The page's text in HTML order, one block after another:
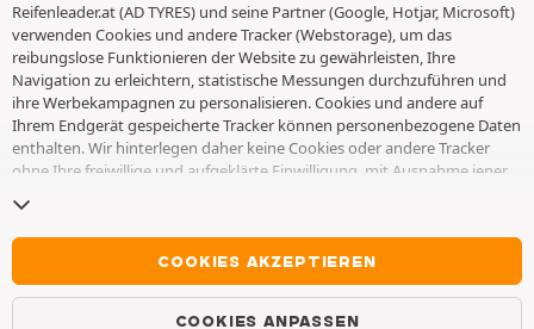
Reifenleader.at (AD TYRES) und seine Partner (Google, Hotjar, Microsoft)
verwenden Cookies und andere Tracker (Webstorage), um das
reibungslose Funktionieren der Website zu gewährleisten, Ihre
Navigation zu erleichtern, statistische Messungen durchzuführen und
ihre Werbekampagnen zu personalisieren. Cookies und andere auf
Ihrem Endgerät gespeicherte Tracker können personenbezogene Daten
enthalten. Wir hinterlegen daher keine Cookies oder andere Tracker
ohne Ihre freiwillige und aufgeklärte Einwilligung, mit Ausnahme jener,
Auswahl für einen Zeitraum von 6 Monaten. Sie können Ihre
Einwilligung jederzeit widerrufen, indem Sie die WebseiteCookies und
besuchen. Sie haben die Möglichkeit, Ihre Navigation
fortzusetzen, ohne die Hinterlegung von Cookies oder anderen
Trackern zu akzeptieren. Die Ablehnung hat keinen Einfluss auf Ihren
COOKIES AKZEPTIEREN
COOKIES ANPASSEN